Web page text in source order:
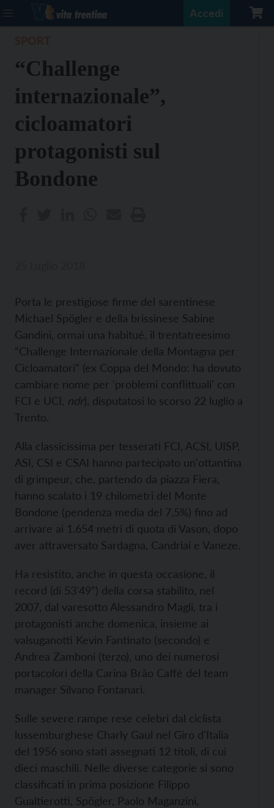
Accedi
“Challenge
internazionale”,
cicloamatori
protagonisti sul
Bondone
Porta le prestigiose firme del sarentinese
Michael Spögler e della brissinese Sabine
Gandini, ormai una habitué, il trentatreesimo
“Challenge Internazionale della Montagna per
Cicloamatori” (ex Coppa del Mondo: ha dovuto
cambiare nome per 'problemi conflittuali' con
FCI e UCI, ndr), disputatosi lo scorso 22 luglio a
Trento.
Alla classicissima per tesserati FCI, ACSI, UISP,
ASI, CSI e CSAI hanno partecipato un'ottantina
di grimpeur, che, partendo da piazza Fiera,
hanno scalato i 19 chilometri del Monte
Bondone (pendenza media del 7,5%) fino ad
arrivare ai 1.654 metri di quota di Vason, dopo
aver attraversato Sardagna, Candriai e Vaneze.
Ha resistito, anche in questa occasione, il
record (di 53'49”) della corsa stabilito, nel
2007, dal varesotto Alessandro Magli, tra i
protagonisti anche domenica, insieme ai
valsuganotti Kevin Fantinato (secondo) e
Andrea Zamboni (terzo), uno dei numerosi
portacolori della Carina Brão Caffè del team
manager Silvano Fontanari.
Sulle severe rampe rese celebri dal ciclista
lussemburghese Charly Gaul nel Giro d'Italia
del 1956 sono stati assegnati 12 titoli, di cui
dieci maschili. Nelle diverse categorie si sono
classificati in prima posizione Filippo
Gualtierotti, Spögler, Paolo Maganzini,